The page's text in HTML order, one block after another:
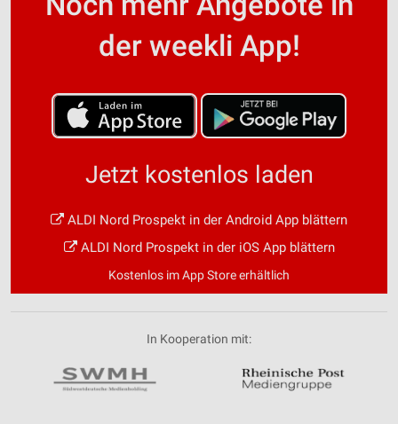
der weekli App!
Jetzt kostenlos laden
ALDI Nord Prospekt in der Android App blättern
ALDI Nord Prospekt in der iOS App blättern
Kostenlos im App Store erhältlich
In Kooperation mit: